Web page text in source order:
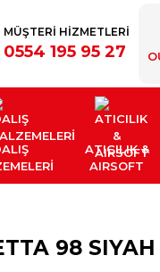
MÜŞTERİ HİZMETLERİ
0554 195 95 27
ATICILIK &
AIRSOFT
98